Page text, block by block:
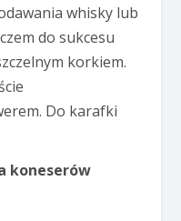
whisky lub
do sukcesu
korkiem.
Do karafki
koneserów